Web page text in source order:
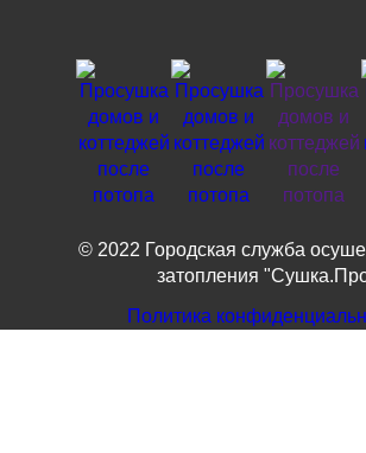
© 2022 Городская служба
затопления
Политика